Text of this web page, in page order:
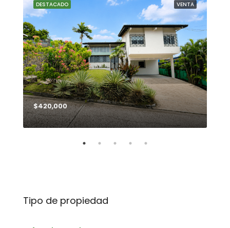
VENTA
DESTACADO
$420,000
Tipo de propiedad